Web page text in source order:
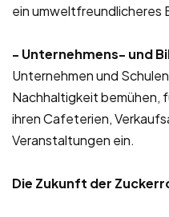
ein umweltfreundlicheres
- Unternehmens- und
Unternehmen und
Nachhaltigkeit bemühen,
ihren Cafeterien,
Veranstaltungen ein.
Die Zukunft der